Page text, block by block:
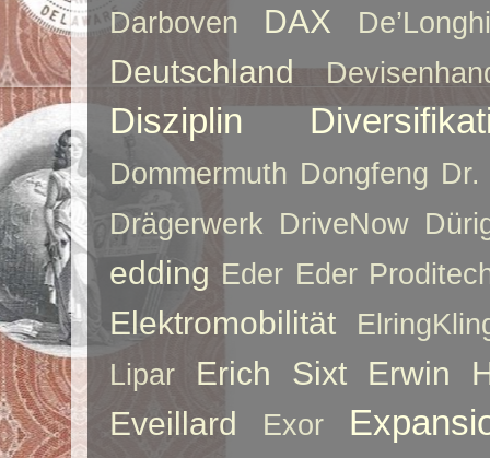
Darboven DAX De’Longhi
Deutschland
Disziplin
Dommermuth Dongfeng Dr.
Drägerwerk DriveNow
edding Eder Eder
Elektromobilität
Lipar
Erich Sixt
Erwin
Eveillard
Exor